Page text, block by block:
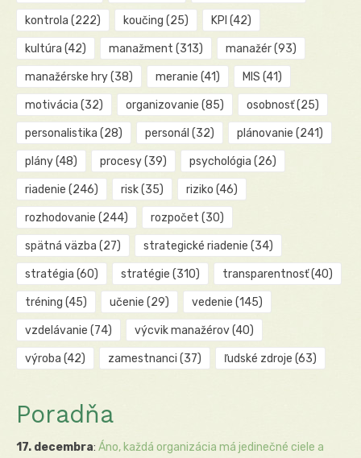
kontrola (222) koučing (25) KPI (42)
kultúra (42) manažment (313) manažér(93)
manažérske hry(38) meranie (41) MIS (41)
motivácia (32) organizovanie (85) osobnosť(25)
personalistika (28) personál (32) plánovanie (241)
plány(48) procesy(39) psychológia (26)
riadenie (246) risk(35) riziko (46)
rozhodovanie (244) rozpočet (30)
spätná väzba (27) strategické riadenie (34)
stratégia (60) stratégie (310) transparentnosť(40)
tréning (45) učenie (29) vedenie (145)
vzdelávanie (74) výcvik manažérov(40)
výroba (42) zamestnanci (37) ľudské zdroje (63)
Poradňa
17. decembra: Áno, každá organizácia má jedinečné ciele a